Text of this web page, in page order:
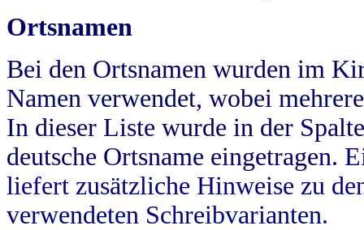
Ortsnamen
Bei den Ortsnamen wurden im
Namen verwendet, wobei
In dieser Liste wurde in der
deutsche Ortsname eingetragen.
liefert zusätzliche Hinweise zu
verwendeten Schreibvarianten.